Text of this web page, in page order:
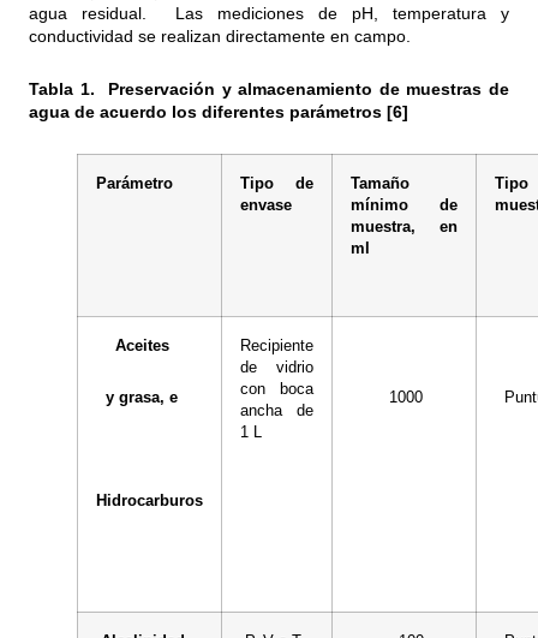
agua residual. Las mediciones de pH, temperatura y
conductividad se realizan directamente en campo.
Tabla 1.
Preservación y almacenamiento de muestras de
agua de acuerdo los diferentes parámetros [6]
Parámetro
Tipo de
envase
Tamaño
mínimo de
muestra, en
ml
Aceites
y grasa, e
Hidrocarburos
Recipiente
de vidrio
con boca
ancha de
1 L
1000